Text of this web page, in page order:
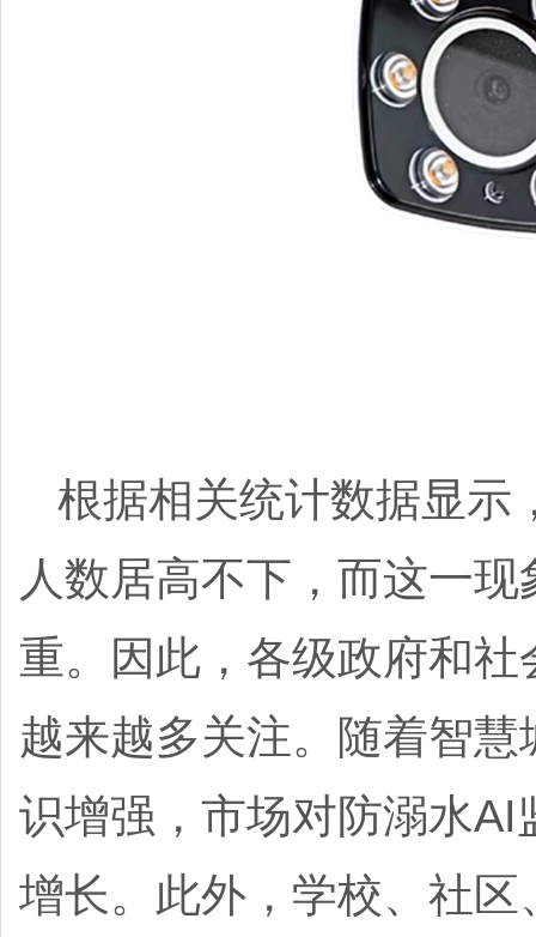
根据相关统计数据显示
人数居高不下，而这一
重。因此，各级政府和
越来越多关注。随着智
识增强，市场对防溺水
增长。 此外，学校、社